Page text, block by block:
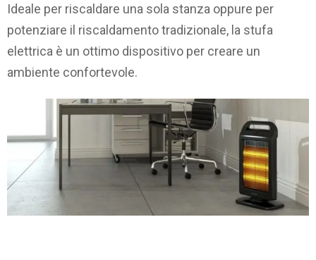
Ideale per riscaldare una sola stanza oppure per
potenziare il riscaldamento tradizionale, la stufa
elettrica è un ottimo dispositivo per creare un
ambiente confortevole.